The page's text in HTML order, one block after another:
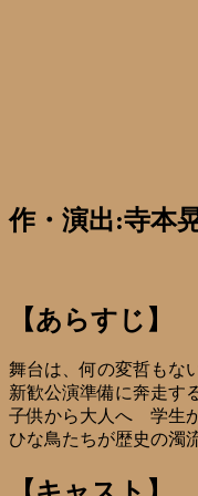
作・演出:寺本
【あらすじ】
舞台は、何の変哲もな
新歓公演準備に奔走す
子供から大人へ 学生
ひな鳥たちが歴史の濁